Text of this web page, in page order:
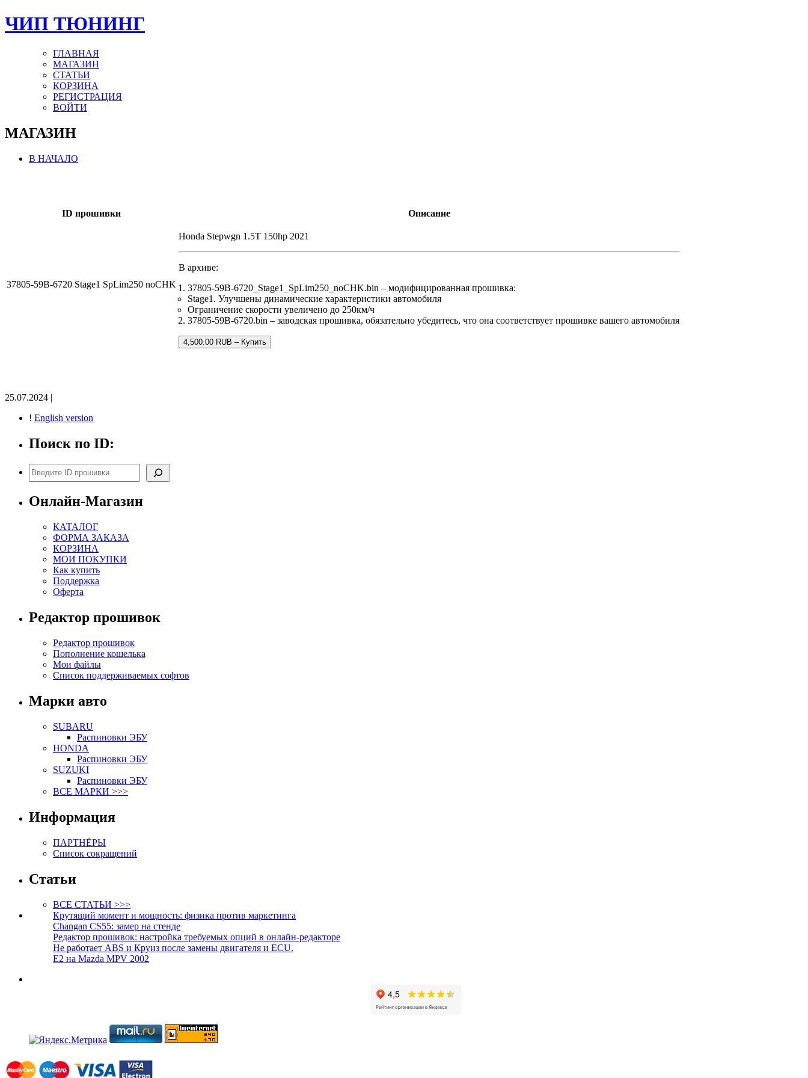
ЧИП ТЮНИНГ
ГЛАВНАЯ
МАГАЗИН
СТАТЬИ
КОРЗИНА
РЕГИСТРАЦИЯ
ВОЙТИ
МАГАЗИН
В НАЧАЛО
ID прошивки Описание
37805-59B-6720 Stage1 SpLim250 noCHK
Honda Stepwgn 1.5T 150hp 2021
В архиве:
37805-59B-6720_Stage1_SpLim250_noCHK.bin – модифицированная прошивка:
Stage1. Улучшены динамические характеристики автомобиля
Ограничение скорости увеличено до 250км/ч
37805-59B-6720.bin – заводская прошивка, обязательно убедитесь, что она соответствует прошивке вашего автомобиля
4,500.00 RUB – Купить
25.07.2024 |
! English version
Поиск по ID:
Поиск
Онлайн-Магазин
КАТАЛОГ
ФОРМА ЗАКАЗА
КОРЗИНА
МОИ ПОКУПКИ
Как купить
Поддержка
Оферта
Редактор прошивок
Редактор прошивок
Пополнение кошелька
Мои файлы
Список поддерживаемых софтов
Марки авто
SUBARU
Распиновки ЭБУ
HONDA
Распиновки ЭБУ
SUZUKI
Распиновки ЭБУ
ВСЕ МАРКИ >>>
Информация
ПАРТНЁРЫ
Список сокращений
Статьи
ВСЕ СТАТЬИ >>>
Крутящий момент и мощность: физика против маркетинга
Changan CS55: замер на стенде
Редактор прошивок: настройка требуемых опций в онлайн-редакторе
Не работает ABS и Круиз после замены двигателя и ECU.
E2 на Mazda MPV 2002